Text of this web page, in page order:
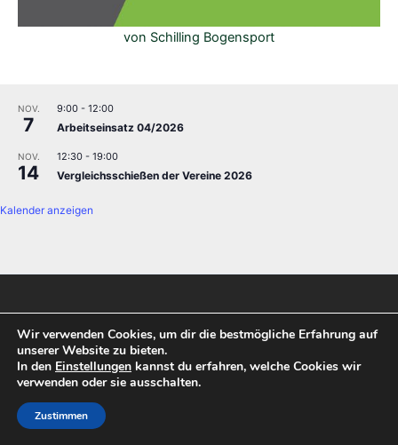
von Schilling Bogensport
NOV.
7
9:00 - 12:00
Arbeitseinsatz 04/2026
NOV.
14
12:30 - 19:00
Vergleichsschießen der Vereine 2026
Kalender anzeigen
info@kks-falkenauge-edemissen.de
©KKS Falkenauge Edemissen e.V.
Wir verwenden Cookies, um dir die bestmögliche Erfahrung auf
unserer Website zu bieten.
In den Einstellungen kannst du erfahren, welche Cookies wir
verwenden oder sie ausschalten.
Zustimmen